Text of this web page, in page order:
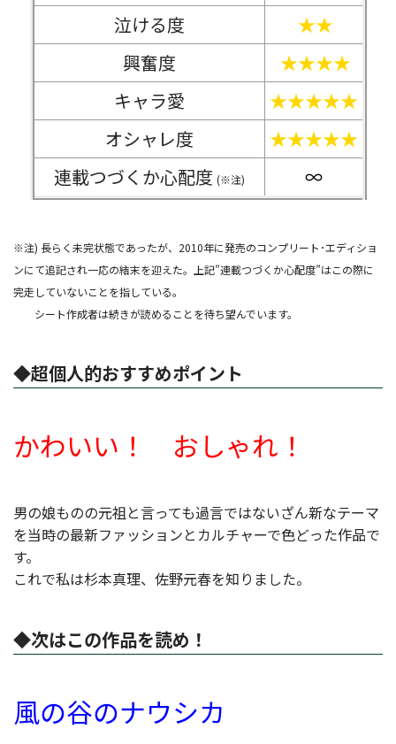
泣ける度
★★
興奮度
★★★★
キャラ愛
★★★★★
オシャレ度
★★★★★
連載つづくか心配度 (※注) ∞
※注) 長らく未完状態であったが、2010年に発売のコンプリート･エディショ
ンにて追記され一応の結末を迎えた。上記”連載つづくか心配度”はこの際に
完走していないことを指している。
シート作成者は続きが読めることを待ち望んでいます。
◆超個人的おすすめポイント
かわいい！ おしゃれ！
男の娘ものの元祖と言っても過言ではないざん新なテーマ
を当時の最新ファッションとカルチャーで色どった作品で
す。
これで私は杉本真理、佐野元春を知りました。
◆次はこの作品を読め！
風の谷のナウシカ